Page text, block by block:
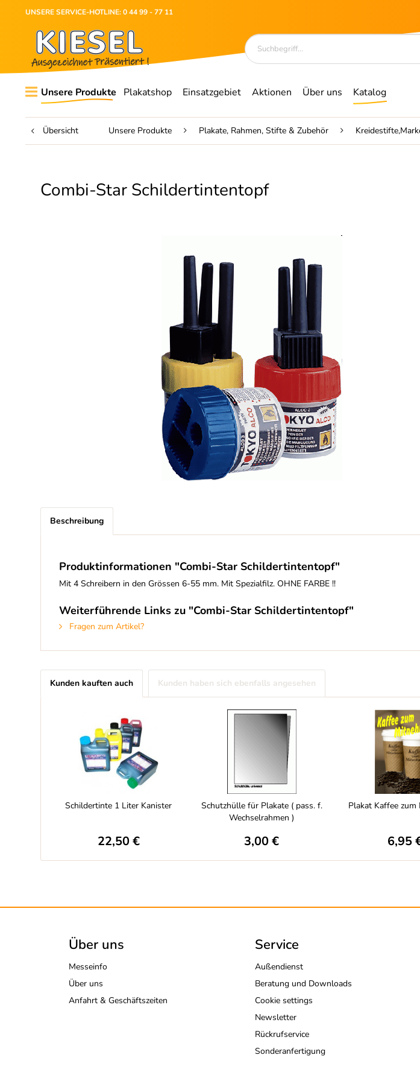
UNSERE SERVICE-HOTLINE: 0 44 99 - 77 11
Unsere Produkte Plakatshop Einsatzgebiet Aktionen Über uns Katalog
Übersicht Unsere Produkte Plakate, Rahmen, Stifte & Zubehör
Combi-Star Schildertintentopf
Beschreibung
Produktinformationen "Combi-Star Schildertintentopf"
Mit 4 Schreibern in den Grössen 6-55 mm. Mit Spezialfilz. OHNE FARBE !!
Weiterführende Links zu "Combi-Star Schildertintentopf"
Fragen zum Artikel?
Kunden kauften auch Kunden haben sich ebenfalls angesehen
Schildertinte 1 Liter Kanister
22,50 €
Schutzhülle für Plakate ( pass. f.
Wechselrahmen )
3,00 €
Plakat Kaffee zum
6,95
Über uns
Messeinfo
Über uns
Anfahrt & Geschäftszeiten
Service
Außendienst
Beratung und Downloads
Cookie settings
Newsletter
Rückrufservice
Sonderanfertigung